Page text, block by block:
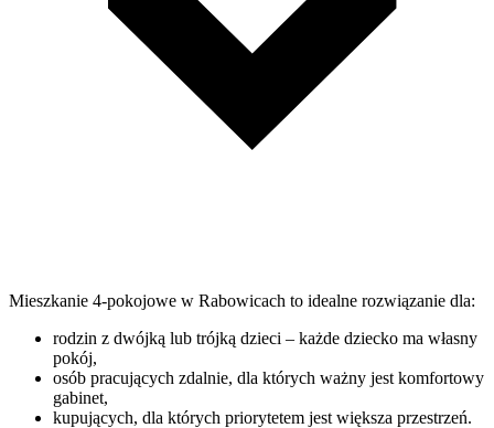
Mieszkanie 4-pokojowe w Rabowicach to idealne rozwiązanie dla:
rodzin z dwójką lub trójką dzieci – każde dziecko ma własny
pokój,
osób pracujących zdalnie, dla których ważny jest komfortowy
gabinet,
kupujących, dla których priorytetem jest większa przestrzeń.